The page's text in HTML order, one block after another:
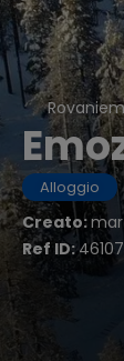
Alloggio
Creato:
Ref ID: